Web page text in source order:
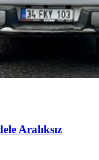
Aralıksız